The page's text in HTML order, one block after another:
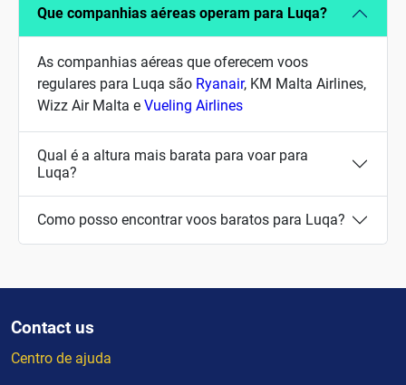
Que companhias aéreas operam para Luqa?
As companhias aéreas que oferecem voos
regulares para Luqa são Ryanair, KM Malta Airlines,
Wizz Air Malta e Vueling Airlines
Qual é a altura mais barata para voar para
Luqa?
Como posso encontrar voos baratos para Luqa?
Contact us
Centro de ajuda